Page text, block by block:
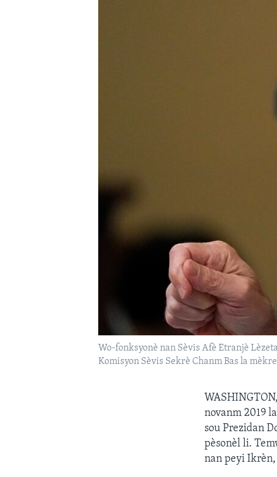
Wo-fonksyonè nan Sèvis Afè Etranjè
Komisyon Sèvis Sekrè Chanm Bas la
novanm 2019
sou Prezidan
pèsonèl li.
nan peyi